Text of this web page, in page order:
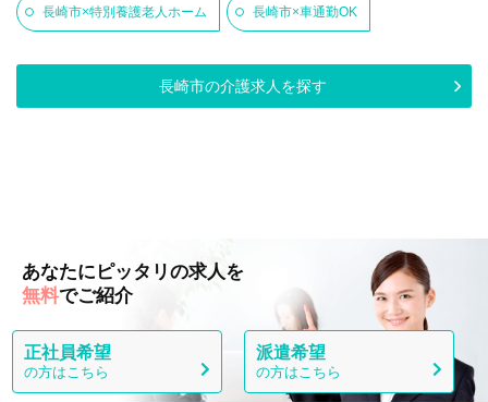
長崎市×特別養護老人ホーム 長崎市×車通勤OK
長崎市の介護求人を探す
あなたにピッタリの求人を
無料でご紹介
正社員希望
の方はこちら
派遣希望
の方はこちら